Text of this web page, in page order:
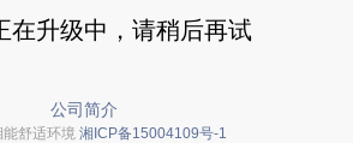
在升级中，请稍后再试
公司简介
舒适环境 湘ICP备15004109号-1